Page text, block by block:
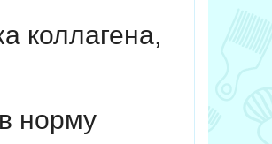
коллагена,
норму